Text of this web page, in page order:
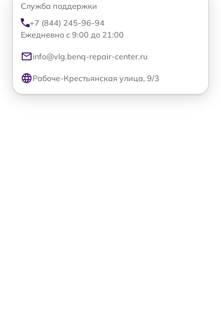
Служба поддержки
+7 (844) 245-96-94
Ежедневно с 9:00 до 21:00
info@vlg.benq-repair-center.ru
Рабоче-Крестьянская улица, 9/3